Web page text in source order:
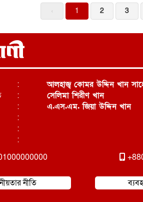
‹ 1 2 3
:
:
:
:
:
:
আলহাজ্ব কোমর উদ্দিন খান
সেলিমা শিরীণ খান
এ.এস.এম. জিয়া উদ্দিন খান
নীতি